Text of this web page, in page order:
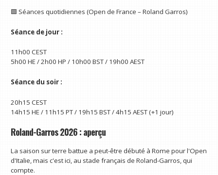
🟩 Séances quotidiennes (Open de France – Roland Garros)
Séance de jour :
11h00 CEST
5h00 HE / 2h00 HP / 10h00 BST / 19h00 AEST
Séance du soir :
20h15 CEST
14h15 HE / 11h15 PT / 19h15 BST / 4h15 AEST (+1 jour)
Roland-Garros 2026 : aperçu
La saison sur terre battue a peut-être débuté à Rome pour l'Open
d'Italie, mais c'est ici, au stade français de Roland-Garros, qui
compte.